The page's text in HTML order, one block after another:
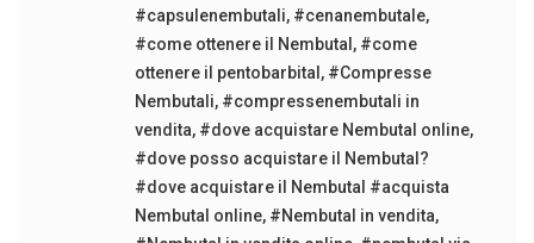
#capsulenembutali, #cenanembutale,
#come ottenere il Nembutal , #come
ottenere il pentobarbital , #Compresse
Nembutali, #compressenembutali in
vendita, #dove acquistare Nembutal online,
#dove posso acquistare il Nembutal?
#dove acquistare il Nembutal #acquista
Nembutal online, #Nembutal in vendita,